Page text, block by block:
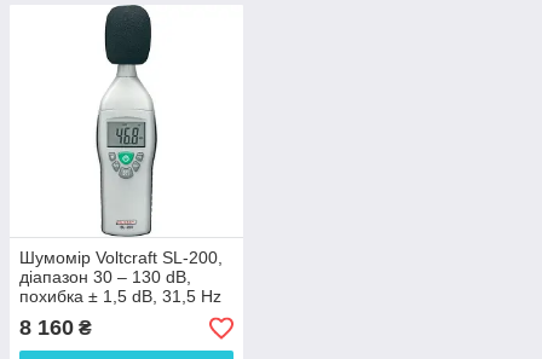
Шумомір Voltcraft SL-200,
діапазон 30 – 130 dB,
похибка ± 1,5 dB, 31,5 Hz
– 8 kHz, Class 2,
Німеччина
8 160 ₴